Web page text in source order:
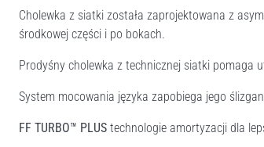
Cholewka z siatki została zaprojektowana z
środkowej części i po bokach.
Prodyśny cholewka z technicznej siatki pomaga
System mocowania języka zapobiega jego
FF TURBO™ PLUS technologie amortyzacji dla